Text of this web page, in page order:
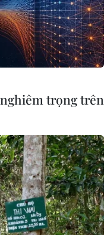
trọng trên